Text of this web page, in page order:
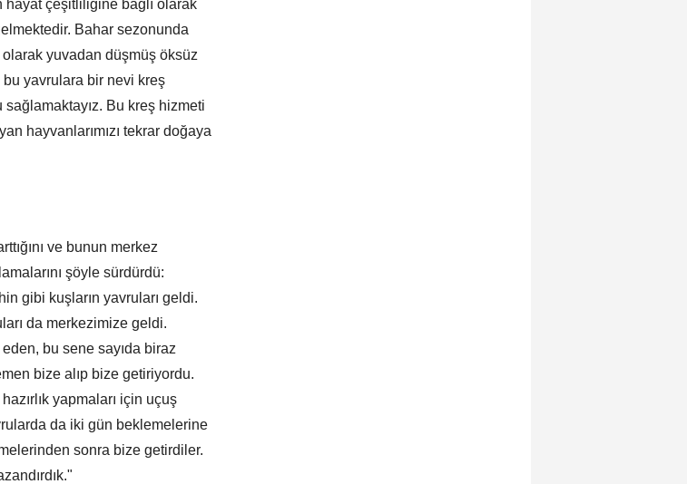
hayat çeşitliliğine bağlı olarak
Bahar sezonunda
yuvadan düşmüş öksüz
yavrulara bir nevi kreş
Bu kreş hizmeti
hayvanlarımızı tekrar doğaya
ve bunun merkez
şöyle sürdürdü:
gibi kuşların yavruları geldi.
da merkezimize geldi.
bu sene sayıda biraz
bize alıp bize getiriyordu.
yapmaları için uçuş
da iki gün beklemelerine
sonra bize getirdiler.